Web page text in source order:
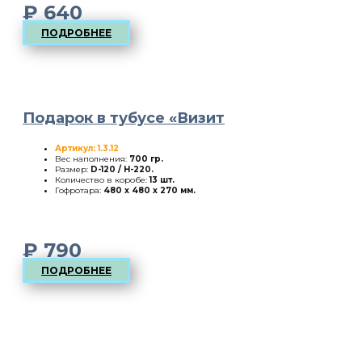
₽640
ПОДРОБНЕЕ
Подарок в тубусе «Визит
Артикул: 1.3.12
Вес наполнения: 700 гр.
Размер: D-120 / H-220.
Количество в коробе:13 шт.
Гофротара: 480 х 480 х 270 мм.
₽790
ПОДРОБНЕЕ